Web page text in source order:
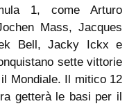
1, come Arturo
Mass, Jacques
Bell, Jacky Ickx e
sette vittorie
Mondiale. Il mitico 12
getterà le basi per il